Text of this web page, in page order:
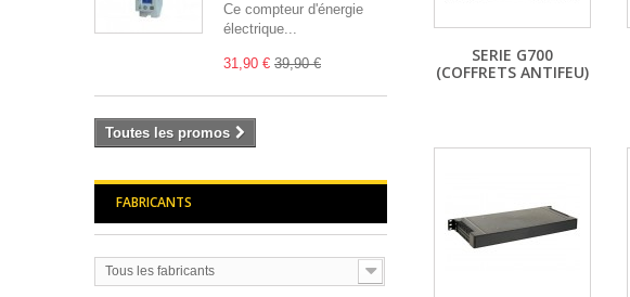
Ce compteur d'énergie
électrique...
31,90 € 39,90 €
Toutes les promos
FABRICANTS
Tous les fabricants
SERIE G700
(COFFRETS ANTIFEU)